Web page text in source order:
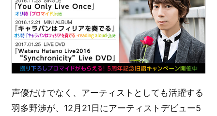
声優だけでなく、アーティストとしても活躍する
羽多野渉が、12月21日にアーティストデビュー5